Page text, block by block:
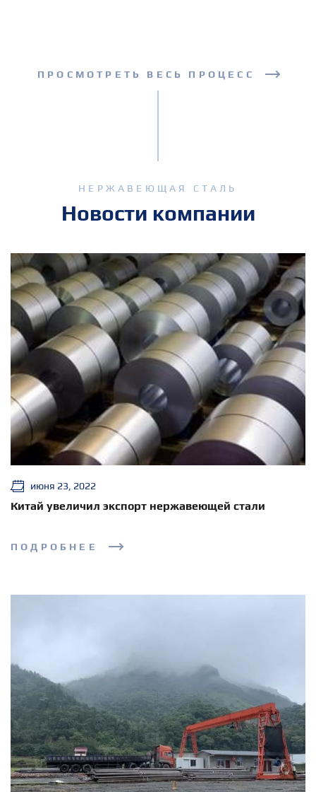
ПРОСМОТРЕТЬ ВЕСЬ ПРОЦЕСС
НЕРЖАВЕЮЩАЯ СТАЛЬ
Новости компании
июня 23, 2022
Китай увеличил экспорт нержавеющей стали
ПОДРОБНЕЕ